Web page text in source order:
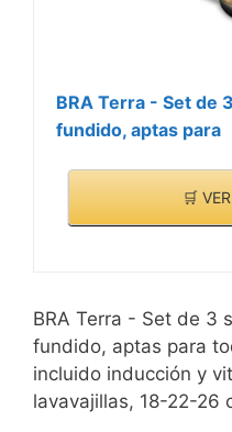
BRA Terra - Set de
fundido, aptas para
🛒
BRA Terra - Set de 3
fundido, aptas para
incluido inducción y
lavavajillas, 18-22-26